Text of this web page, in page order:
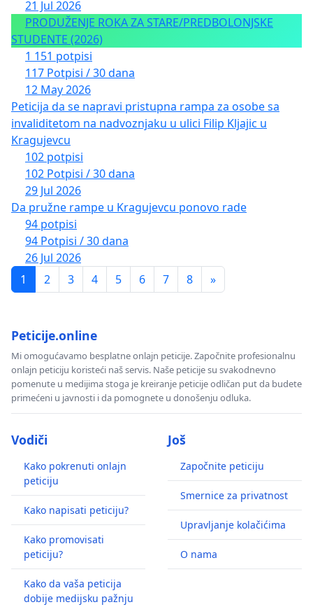
21 Jul 2026
PRODUŽENJE ROKA ZA STARE/PREDBOLONJSKE
STUDENTE (2026)
1 151 potpisi
117 Potpisi / 30 dana
12 May 2026
Peticija da se napravi pristupna rampa za osobe sa
invaliditetom na nadvoznjaku u ulici Filip Kljajic u
Kragujevcu
102 potpisi
102 Potpisi / 30 dana
29 Jul 2026
Da pružne rampe u Kragujevcu ponovo rade
94 potpisi
94 Potpisi / 30 dana
26 Jul 2026
1
2 3 4 5 6 7 8 »
Peticije.online
Mi omogućavamo besplatne onlajn peticije. Započnite profesionalnu
onlajn peticiju koristeći naš servis. Naše peticije su svakodnevno
pomenute u medijima stoga je kreiranje peticije odličan put da budete
primećeni u javnosti i da pomognete u donošenju odluka.
Vodiči
Kako pokrenuti onlajn
peticiju
Kako napisati peticiju?
Kako promovisati
peticiju?
Kako da vaša peticija
dobije medijsku pažnju
Još
Započnite peticiju
Smernice za privatnost
Upravljanje kolačićima
O nama